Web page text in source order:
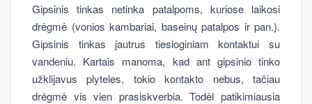
Gipsinis tinkas netinka patalpoms, kuriose laikosi
drėgmė (vonios kambariai, baseinų patalpos ir pan.).
Gipsinis tinkas jautrus tiesioginiam kontaktui su
vandeniu. Kartais manoma, kad ant gipsinio tinko
užklijavus plyteles, tokio kontakto nebus, tačiau
drėgmė vis vien prasiskverbia. Todėl patikimiausia